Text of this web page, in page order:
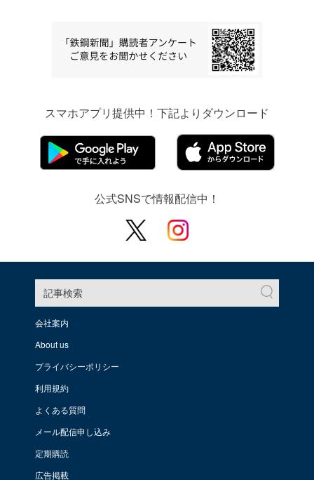
スマホアプリ提供中！下記よりダウンロード
公式SNSで情報配信中！
記事検索
会社案内
About us
プライバシーポリシー
利用規約
よくある質問
メール配信申し込み
定期購読
広告掲載